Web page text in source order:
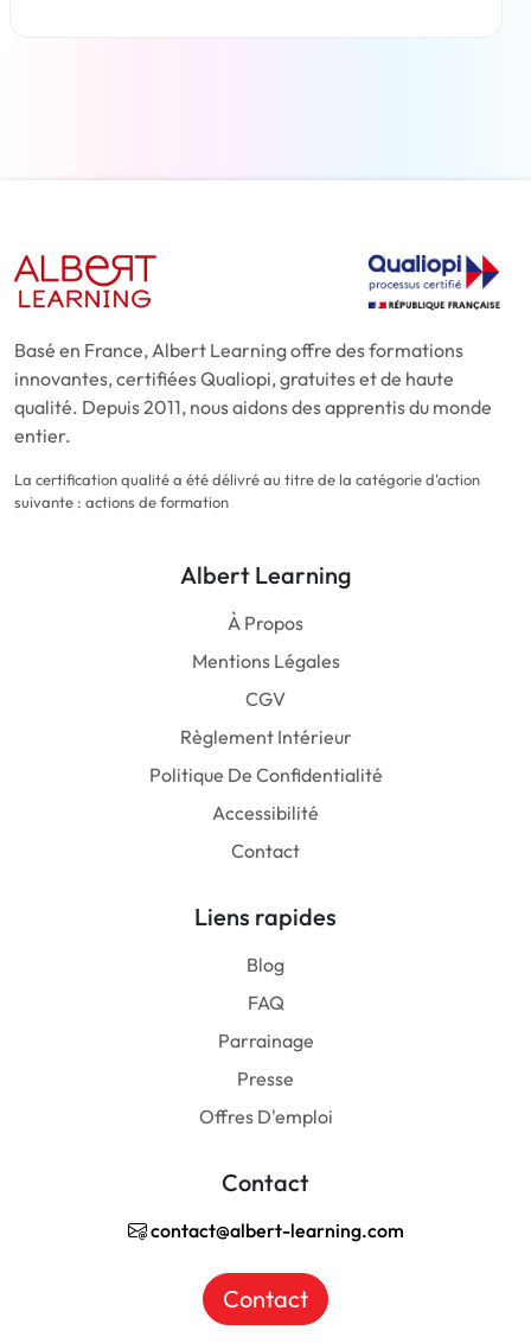
Basé en France, Albert Learning offre des formations
innovantes, certifiées Qualiopi, gratuites et de haute
qualité. Depuis 2011, nous aidons des apprentis du monde
entier.
La certification qualité a été délivré au titre de la catégorie d'action
suivante : actions de formation
Albert Learning
À Propos
Mentions Légales
CGV
Règlement Intérieur
Politique De Confidentialité
Accessibilité
Contact
Liens rapides
Blog
FAQ
Parrainage
Presse
Offres D'emploi
Contact
contact@albert-learning.com
Contact